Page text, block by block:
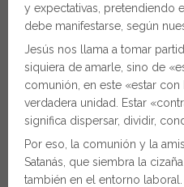
y expectativas, pretendiendo
debe manifestarse, según
Jesús nos llama a tomar
siquiera de amarle, sino de
comunión, en este «estar con
verdadera unidad. Estar
significa dispersar, dividir,
Por eso, la comunión y la
Satanás, que siembra la
también en el entorno